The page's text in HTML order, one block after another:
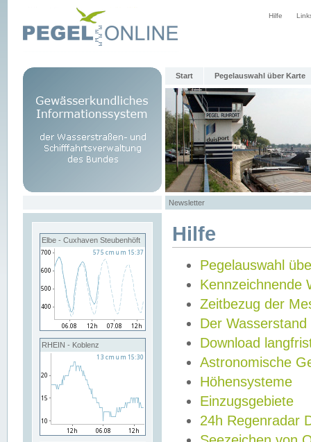
Hilfe
Start Pegelauswahl über Karte
Newsletter
Elbe - Cuxhaven Steubenhöft
RHEIN - Koblenz
Hilfe
Pegelauswahl
Kennzeichnende
Zeitbezug der
Der Wasserstand
Download
Astronomische
Höhensysteme
Einzugsgebiete
24h Regenradar